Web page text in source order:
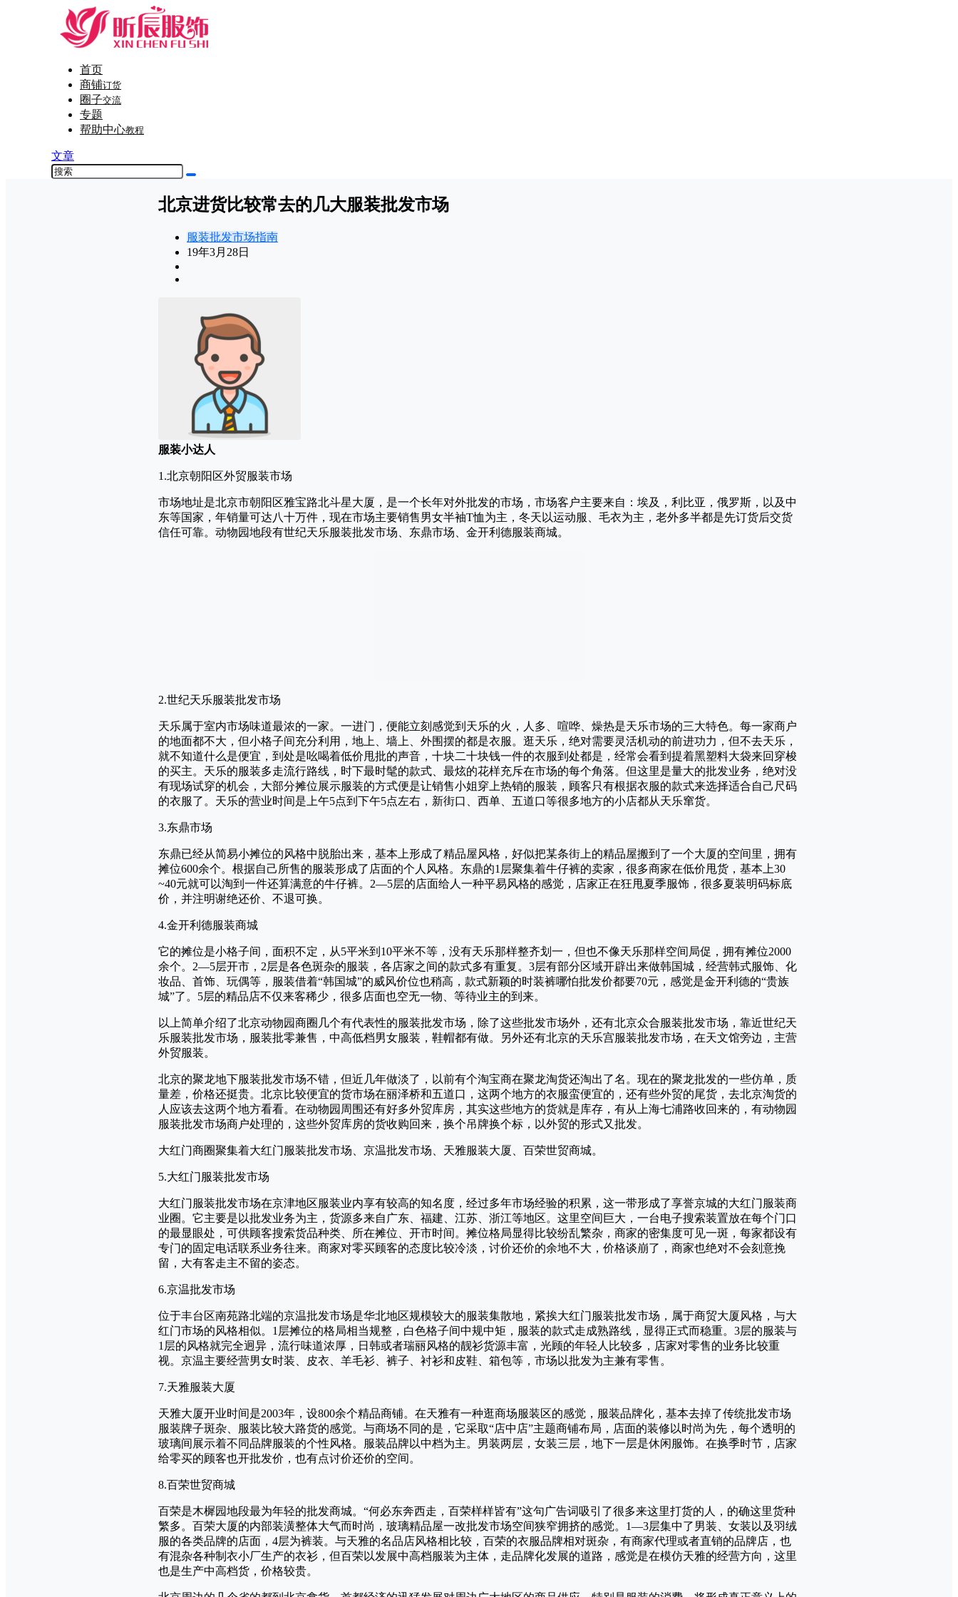
首页
商铺订货
圈子交流
专题
帮助中心教程
文章
北京进货比较常去的几大服装批发市场
服装批发市场指南
19年3月28日
服装小达人
1.北京朝阳区外贸服装市场
市场地址是北京市朝阳区雅宝路北斗星大厦，是一个长年对外批发的市场，市场客户主要来自：埃及，利比亚，俄罗斯，以及中
东等国家，年销量可达八十万件，现在市场主要销售男女半袖T恤为主，冬天以运动服、毛衣为主，老外多半都是先订货后交货
信任可靠。动物园地段有世纪天乐服装批发市场、东鼎市场、金开利德服装商城。
2.世纪天乐服装批发市场
天乐属于室内市场味道最浓的一家。一进门，便能立刻感觉到天乐的火，人多、喧哗、燥热是天乐市场的三大特色。每一家商户
的地面都不大，但小格子间充分利用，地上、墙上、外围摆的都是衣服。逛天乐，绝对需要灵活机动的前进功力，但不去天乐，
就不知道什么是便宜，到处是吆喝着低价甩批的声音，十块二十块钱一件的衣服到处都是，经常会看到提着黑塑料大袋来回穿梭
的买主。天乐的服装多走流行路线，时下最时髦的款式、最炫的花样充斥在市场的每个角落。但这里是量大的批发业务，绝对没
有现场试穿的机会，大部分摊位展示服装的方式便是让销售小姐穿上热销的服装，顾客只有根据衣服的款式来选择适合自己尺码
的衣服了。天乐的营业时间是上午5点到下午5点左右，新街口、西单、五道口等很多地方的小店都从天乐窜货。
3.东鼎市场
东鼎已经从简易小摊位的风格中脱胎出来，基本上形成了精品屋风格，好似把某条街上的精品屋搬到了一个大厦的空间里，拥有
摊位600余个。根据自己所售的服装形成了店面的个人风格。东鼎的1层聚集着牛仔裤的卖家，很多商家在低价甩货，基本上30
~40元就可以淘到一件还算满意的牛仔裤。2—5层的店面给人一种平易风格的感觉，店家正在狂甩夏季服饰，很多夏装明码标底
价，并注明谢绝还价、不退可换。
4.金开利德服装商城
它的摊位是小格子间，面积不定，从5平米到10平米不等，没有天乐那样整齐划一，但也不像天乐那样空间局促，拥有摊位2000
余个。2—5层开市，2层是各色斑杂的服装，各店家之间的款式多有重复。3层有部分区域开辟出来做韩国城，经营韩式服饰、化
妆品、首饰、玩偶等，服装借着“韩国城”的威风价位也稍高，款式新颖的时装裤哪怕批发价都要70元，感觉是金开利德的“贵族
城”了。5层的精品店不仅来客稀少，很多店面也空无一物、等待业主的到来。
以上简单介绍了北京动物园商圈几个有代表性的服装批发市场，除了这些批发市场外，还有北京众合服装批发市场，靠近世纪天
乐服装批发市场，服装批零兼售，中高低档男女服装，鞋帽都有做。另外还有北京的天乐宫服装批发市场，在天文馆旁边，主营
外贸服装。
北京的聚龙地下服装批发市场不错，但近几年做淡了，以前有个淘宝商在聚龙淘货还淘出了名。现在的聚龙批发的一些仿单，质
量差，价格还挺贵。北京比较便宜的货市场在丽泽桥和五道口，这两个地方的衣服蛮便宜的，还有些外贸的尾货，去北京淘货的
人应该去这两个地方看看。在动物园周围还有好多外贸库房，其实这些地方的货就是库存，有从上海七浦路收回来的，有动物园
服装批发市场商户处理的，这些外贸库房的货收购回来，换个吊牌换个标，以外贸的形式又批发。
大红门商圈聚集着大红门服装批发市场、京温批发市场、天雅服装大厦、百荣世贸商城。
5.大红门服装批发市场
大红门服装批发市场在京津地区服装业内享有较高的知名度，经过多年市场经验的积累，这一带形成了享誉京城的大红门服装商
业圈。它主要是以批发业务为主，货源多来自广东、福建、江苏、浙江等地区。这里空间巨大，一台电子搜索装置放在每个门口
的最显眼处，可供顾客搜索货品种类、所在摊位、开市时间。摊位格局显得比较纷乱繁杂，商家的密集度可见一斑，每家都设有
专门的固定电话联系业务往来。商家对零买顾客的态度比较冷淡，讨价还价的余地不大，价格谈崩了，商家也绝对不会刻意挽
留，大有客走主不留的姿态。
6.京温批发市场
位于丰台区南苑路北端的京温批发市场是华北地区规模较大的服装集散地，紧挨大红门服装批发市场，属于商贸大厦风格，与大
红门市场的风格相似。1层摊位的格局相当规整，白色格子间中规中矩，服装的款式走成熟路线，显得正式而稳重。3层的服装与
1层的风格就完全迥异，流行味道浓厚，日韩或者瑞丽风格的靓衫货源丰富，光顾的年轻人比较多，店家对零售的业务比较重
视。京温主要经营男女时装、皮衣、羊毛衫、裤子、衬衫和皮鞋、箱包等，市场以批发为主兼有零售。
7.天雅服装大厦
天雅大厦开业时间是2003年，设800余个精品商铺。在天雅有一种逛商场服装区的感觉，服装品牌化，基本去掉了传统批发市场
服装牌子斑杂、服装比较大路货的感觉。与商场不同的是，它采取“店中店”主题商铺布局，店面的装修以时尚为先，每个透明的
玻璃间展示着不同品牌服装的个性风格。服装品牌以中档为主。男装两层，女装三层，地下一层是休闲服饰。在换季时节，店家
给零买的顾客也开批发价，也有点讨价还价的空间。
8.百荣世贸商城
百荣是木樨园地段最为年轻的批发商城。“何必东奔西走，百荣样样皆有”这句广告词吸引了很多来这里打货的人，的确这里货种
繁多。百荣大厦的内部装潢整体大气而时尚，玻璃精品屋一改批发市场空间狭窄拥挤的感觉。1—3层集中了男装、女装以及羽绒
服的各类品牌的店面，4层为裤装。与天雅的名品店风格相比较，百荣的衣服品牌相对斑杂，有商家代理或者直销的品牌店，也
有混杂各种制衣小厂生产的衣衫，但百荣以发展中高档服装为主体，走品牌化发展的道路，感觉是在模仿天雅的经营方向，这里
也是生产中高档货，价格较贵。